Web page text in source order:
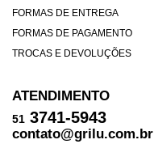
FORMAS DE ENTREGA
FORMAS DE PAGAMENTO
TROCAS E DEVOLUÇÕES
ATENDIMENTO
51 3741-5943
contato@grilu.com.br